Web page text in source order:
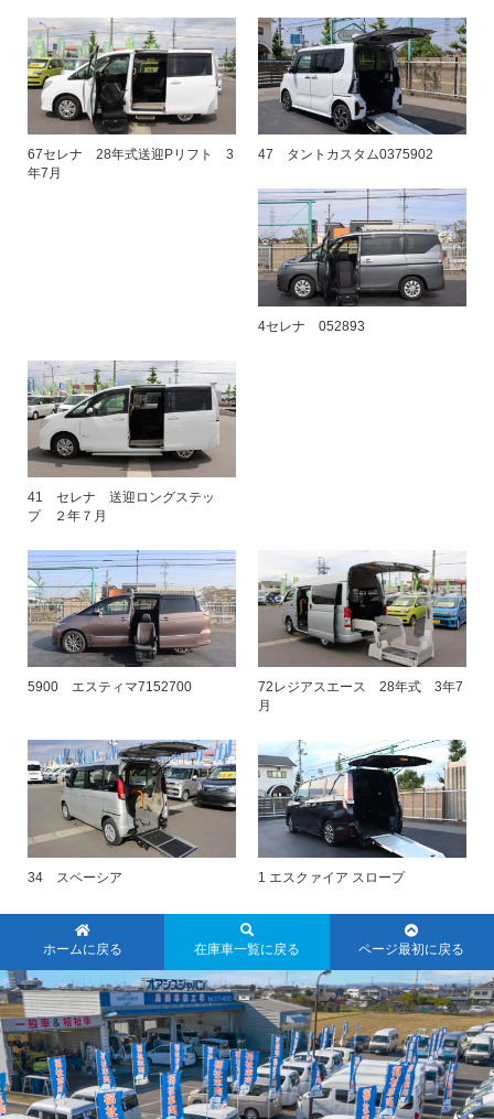
67セレナ 28年式送迎Pリフト 3
年7月
47 タントカスタム0375902
4セレナ 052893
41 セレナ 送迎ロングステッ
プ ２年７月
5900 エスティマ7152700
72レジアスエース 28年式 3年7
月
34 スペーシア 1 エスクァイア スロープ
ホームに戻る 在庫車一覧に戻る ページ最初に戻る